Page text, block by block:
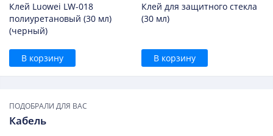
Клей Luowei LW-018
полиуретановый (30 мл)
(черный)
В корзину
Клей для защитного стекла
(30 мл)
В корзину
ПОДОБРАЛИ ДЛЯ ВАС
Кабель